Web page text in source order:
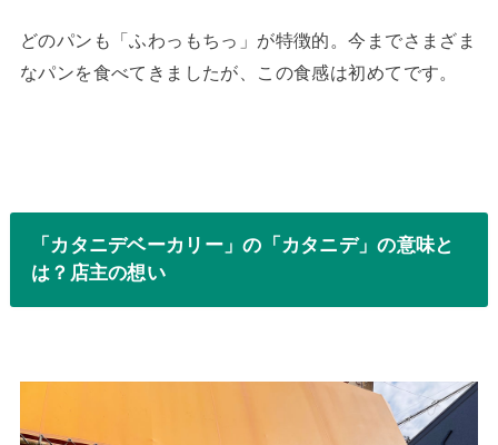
どのパンも「ふわっもちっ」が特徴的。今までさまざま
なパンを食べてきましたが、この食感は初めてです。
「カタニデベーカリー」の「カタニデ」の意味と
は？店主の想い